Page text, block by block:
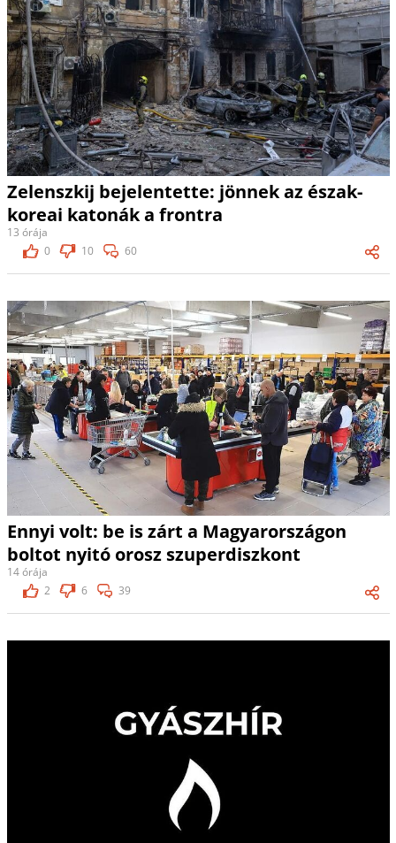
Zelenszkij bejelentette: jönnek az észak-
koreai katonák a frontra
13 órája
0
10 60
Ennyi volt: be is zárt a Magyarországon
boltot nyitó orosz szuperdiszkont
14 órája
2
6 39